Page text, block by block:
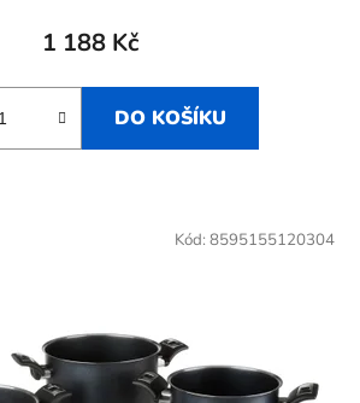
1 188 Kč
DO KOŠÍKU
Kód: 8595155120304